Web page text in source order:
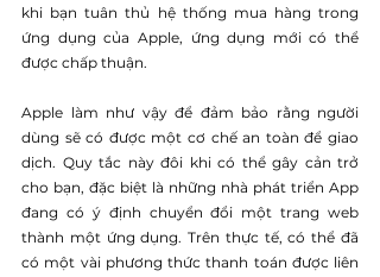
khi bạn tuân thủ hệ thống mua hàng trong
ứng dụng của Apple, ứng dụng mới có thể
được chấp thuận.
Apple làm như vậy để đảm bảo rằng người
dùng sẽ có được một cơ chế an toàn để giao
dịch. Quy tắc này đôi khi có thể gây cản trở
cho bạn, đặc biệt là những nhà phát triển App
đang có ý định chuyển đổi một trang web
thành một ứng dụng. Trên thực tế, có thể đã
có một vài phương thức thanh toán được liên